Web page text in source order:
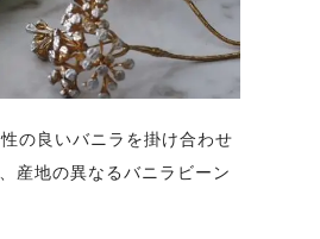
の良いバニラを掛け合わせ
産地の異なるバニラビーン